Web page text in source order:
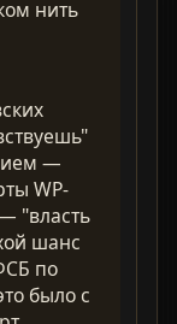
нить
—
WP-
"власть
шанс
по
было с